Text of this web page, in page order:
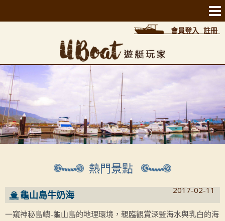
會員登入 註冊
熱門景點
2017-02-11
龜山島牛奶海
一窺神秘島嶼-龜山島的地理環境，親臨觀賞深藍海水與乳白的海